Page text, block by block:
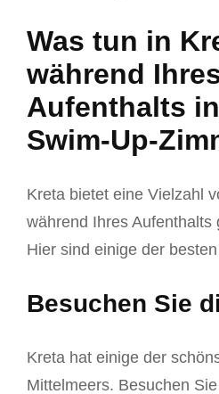
Was tun in
während
Aufenthalts
Swim-Up-
Kreta bietet eine Vielzahl
während Ihres Aufenthalts
Hier sind einige der
Besuchen Sie
Kreta hat einige der
Mittelmeers. Besuchen